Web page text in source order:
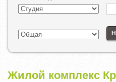
Жилой комплекс